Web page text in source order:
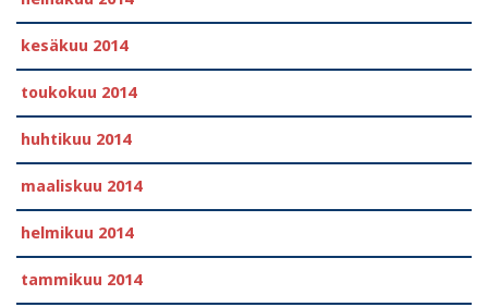
kesäkuu 2014
toukokuu 2014
huhtikuu 2014
maaliskuu 2014
helmikuu 2014
tammikuu 2014